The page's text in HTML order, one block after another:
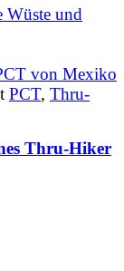
Wüste und
von Mexiko
PCT, Thru-
Thru-Hiker